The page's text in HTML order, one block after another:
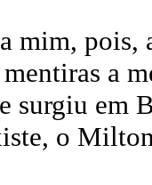
mim,
a
surgiu
o